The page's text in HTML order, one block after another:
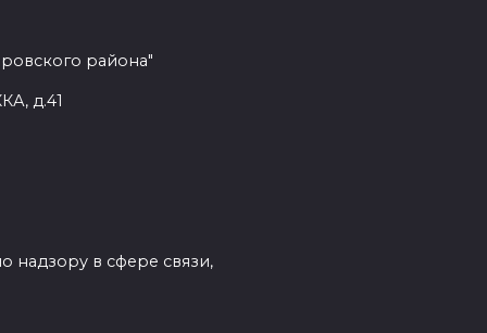
района"
д.41
надзору в сфере связи,